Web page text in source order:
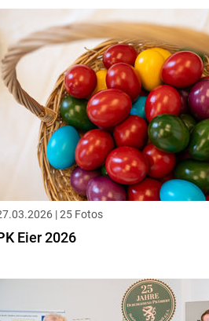
| 25 Fotos
Eier 2026